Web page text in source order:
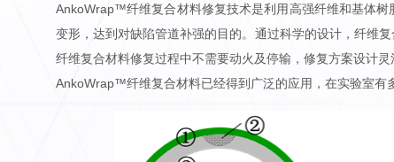
AnkoWrap™纤维复合材料修复技术是利用高强纤维和基体
变形，达到对缺陷管道补强的目的。通过科学的设计，纤维
纤维复合材料修复过程中不需要动火及停输，修复方案设计
AnkoWrap™纤维复合材料已经得到广泛的应用，在实验室有